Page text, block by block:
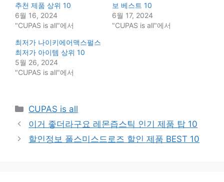
추천 제품 상위 10
6월 16, 2024
"CUPAS is all"에서
보 베스트 10
6월 17, 2024
"CUPAS is all"에서
최저가 나이키에어맥스펄스
최저가 아이템 상위 10
5월 26, 2024
"CUPAS is all"에서
Categories
CUPAS is all
이거 좋더라구요 레몬즙스틱 인기 제품 탑 10
할인정보 폴스미스드로즈 할인 제품 BEST 10